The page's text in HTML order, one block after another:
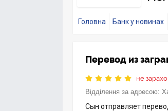
Головна Банк у новинах
Перевод из
не
Відділення за адресою:
Сын отправляет